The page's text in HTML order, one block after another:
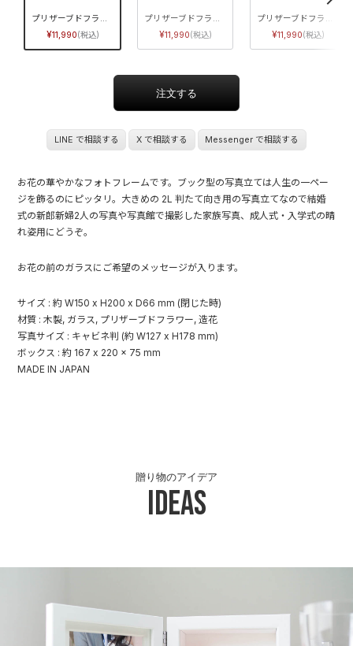
プリザーブドフラワー フォトフレーム イエロー L
11,990
プリザーブドフラワー フォトフレーム バイオレット L
11,990
プリザーブドフラワー フォトフレーム ピンク L
11,990
LINE で相談する X で相談する Messenger で相談する
お花の華やかなフォトフレームです。ブック型の写真立ては人生の一ペー
ジを飾るのにピッタリ。大きめの 2L 判たて向き用の写真立てなので結婚
式の新郎新婦2人の写真や写真館で撮影した家族写真、成人式・入学式の晴
れ姿用にどうぞ。
お花の前のガラスにご希望のメッセージが入ります。
サイズ : 約 W150 x H200 x D66 mm (閉じた時)
材質 : 木製, ガラス, プリザーブドフラワー, 造花
写真サイズ : キャビネ判 (約 W127 x H178 mm)
ボックス : 約 167 x 220 x 75 mm
MADE IN JAPAN
Ideas
贈り物のアイデア